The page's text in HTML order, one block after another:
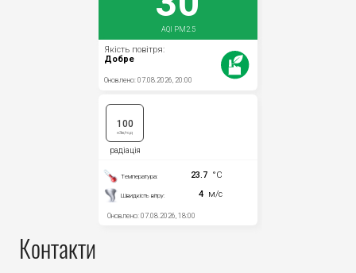
Контакти